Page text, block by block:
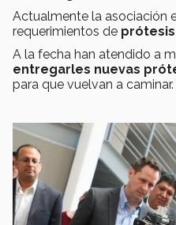
Actualmente la asociación
requerimientos de
A la fecha han atendido a
entregarles nuevas
para que vuelvan a caminar.